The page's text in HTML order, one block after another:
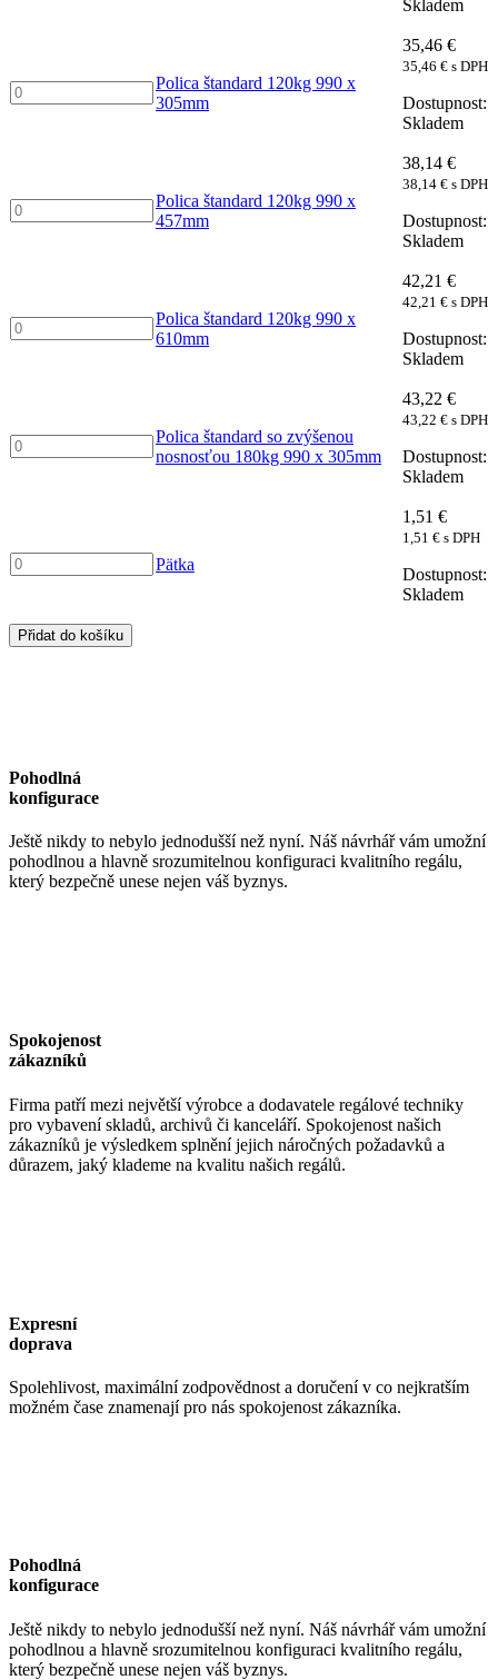
množství
Skladem
Polica
štandard
množství
Polica štandard 120kg 990 x
305mm
35,46 €
35,46 € s DPH
Skladem
Polica
štandard
množství
Polica štandard 120kg 990 x
457mm
38,14 €
38,14 € s DPH
Skladem
Polica
štandard
množství
Polica štandard 120kg 990 x
610mm
42,21 €
42,21 € s DPH
Skladem
Polica
štandard
990
množství
Polica štandard so zvýšenou
nosnosťou 180kg 990 x 305mm
43,22 €
43,22 € s DPH
Skladem
Pätka
množství
Pätka
1,51 €
1,51 € s DPH
Skladem
Přidat do košíku
Pohodlná
konfigurace
Ještě nikdy to nebylo jednodušší než nyní. Náš návrhář vám umožní
pohodlnou a hlavně srozumitelnou konfiguraci kvalitního regálu,
který bezpečně unese nejen váš byznys.
Spokojenost
zákazníků
Firma patří mezi největší výrobce a dodavatele regálové techniky
pro vybavení skladů, archivů či kanceláří. Spokojenost našich
zákazníků je výsledkem splnění jejich náročných požadavků a
důrazem, jaký klademe na kvalitu našich regálů.
Expresní
doprava
Spolehlivost, maximální zodpovědnost a doručení v co nejkratším
možném čase znamenají pro nás spokojenost zákazníka.
Pohodlná
konfigurace
Ještě nikdy to nebylo jednodušší než nyní. Náš návrhář vám umožní
pohodlnou a hlavně srozumitelnou konfiguraci kvalitního regálu,
který bezpečně unese nejen váš byznys.